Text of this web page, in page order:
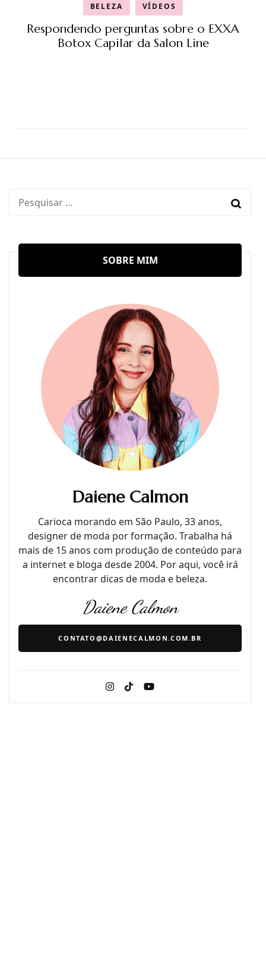
BELEZA VÍDEOS
Respondendo perguntas sobre o EXXA
Botox Capilar da Salon Line
Pesquisar
SOBRE MIM
Daiene Calmon
Carioca morando em São Paulo, 33 anos,
designer de moda por formação. Trabalha há
mais de 15 anos com produção de conteúdo para
a internet e bloga desde 2004. Por aqui, você irá
encontrar dicas de moda e beleza.
Daiene Calmon
CONTATO@DAIENECALMON.COM.BR